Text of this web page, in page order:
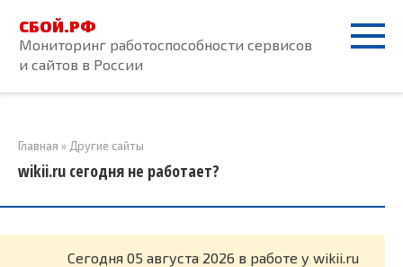
контенту
СБОЙ.РФ
Мониторинг работоспособности сервисов
и сайтов в России
Главная » Другие сайты
wikii.ru сегодня не работает?
Cегодня 05 августа 2026 в работе у wikii.ru